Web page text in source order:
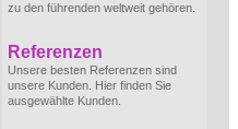
zu den führenden weltweit gehören.
Referenzen
Unsere besten Referenzen sind
unsere Kunden. Hier finden Sie
ausgewählte Kunden.